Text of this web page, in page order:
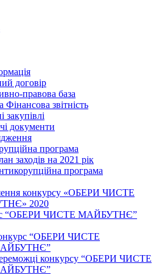
договір
правова база
Фінансова звітність
закупівлі
документи
програма
заходів на 2021 рік
програма
конкурсу «ОБЕРИ ЧИСТЕ
2020
“ОБЕРИ ЧИСТЕ МАЙБУТНЄ”
“ОБЕРИ ЧИСТЕ
конкурсу “ОБЕРИ ЧИСТЕ